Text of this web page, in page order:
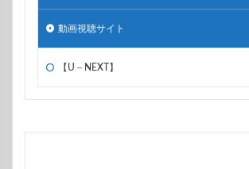
動画視聴サイト
【U－NEXT】